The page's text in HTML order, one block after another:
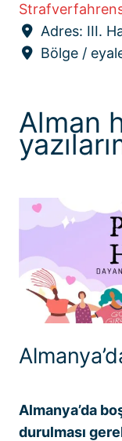
Adres: III.
Bölge /
Alman
Almanya’da
durulması